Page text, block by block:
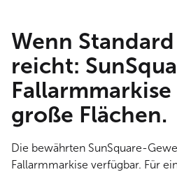
Wenn
reicht:
große Flächen.
Die bewährten SunSquare-
Fallarmmarkise verfügbar. Für